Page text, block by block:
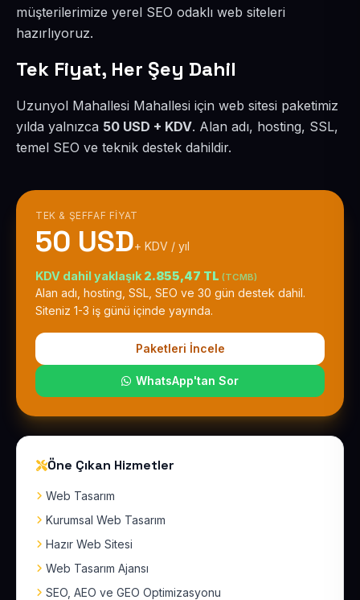
müşterilerimize yerel SEO odaklı web siteleri
hazırlıyoruz.
Tek Fiyat, Her Şey Dahil
Uzunyol Mahallesi Mahallesi için web sitesi paketimiz
yılda yalnızca 50 USD + KDV. Alan adı, hosting, SSL,
temel SEO ve teknik destek dahildir.
TEK & ŞEFFAF FIYAT
50 USD+ KDV / yıl
KDV dahil yaklaşık 2.855,47 TL (TCMB)
Alan adı, hosting, SSL, SEO ve 30 gün destek dahil.
Siteniz 1-3 iş günü içinde yayında.
Paketleri İncele
WhatsApp'tan Sor
Öne Çıkan Hizmetler
Web Tasarım
Kurumsal Web Tasarım
Hazır Web Sitesi
Web Tasarım Ajansı
SEO, AEO ve GEO Optimizasyonu